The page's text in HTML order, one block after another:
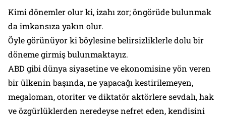
Kimi dönemler olur ki, izahı zor; öngörüde bulunmak
da imkansıza yakın olur.
Öyle görünüyor ki böylesine belirsizliklerle dolu bir
döneme girmiş bulunmaktayız.
ABD gibi dünya siyasetine ve ekonomisine yön veren
bir ülkenin başında, ne yapacağı kestirilemeyen,
megaloman, otoriter ve diktatör aktörlere sevdalı, hak
ve özgürlüklerden neredeyse nefret eden, kendisini